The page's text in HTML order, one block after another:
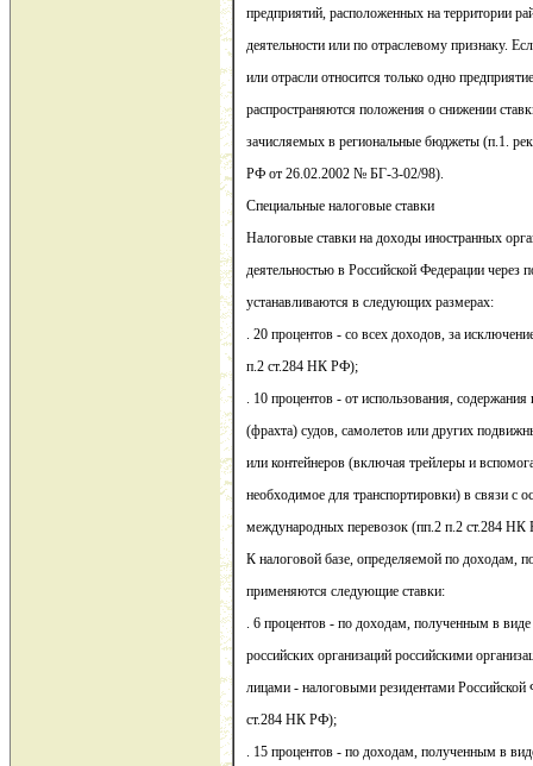
предприятий, расположенных на территории
деятельности или по отраслевому признаку.
или отрасли относится только одно
распространяются положения о снижении
зачисляемых в региональные бюджеты (п.1.
РФ от 26.02.2002 № БГ-3-02/98).
Специальные налоговые ставки
Налоговые ставки на доходы иностранных
деятельностью в Российской Федерации через
устанавливаются в следующих размерах:
. 20 процентов - со всех доходов, за
п.2 ст.284 НК РФ);
. 10 процентов - от использования, содержания
(фрахта) судов, самолетов или других
или контейнеров (включая трейлеры и
необходимое для транспортировки) в связи с
международных перевозок (пп.2 п.2 ст.284
К налоговой базе, определяемой по доходам,
применяются следующие ставки:
. 6 процентов - по доходам, полученным в
российских организаций российскими
лицами - налоговыми резидентами Российской
ст.284 НК РФ);
. 15 процентов - по доходам, полученным в